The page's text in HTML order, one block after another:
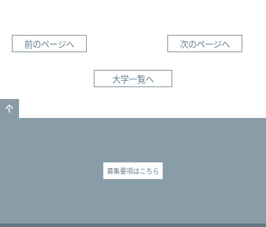
前のページへ 次のページへ
大学一覧へ
募集要項はこちら